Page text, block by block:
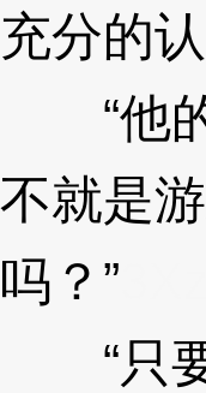
充分的
“他的
不就是
吗？”
“只要